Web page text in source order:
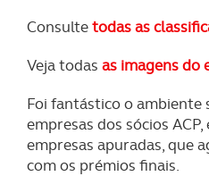
Consultetodas as
Veja todas as imagens do
Foi fantástico o ambiente
empresas dos sócios
empresas apuradas, que
com os prémios finais.